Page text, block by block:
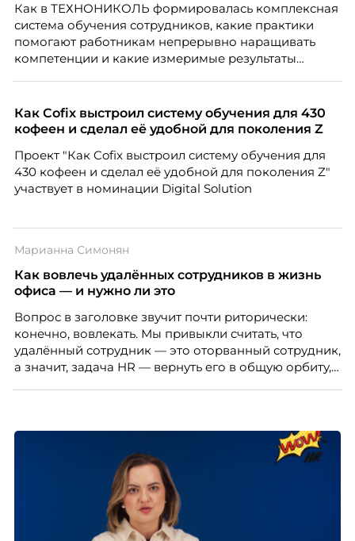
Как в ТЕХНОНИКОЛЬ формировалась комплексная
система обучения сотрудников, какие практики
помогают работникам непрерывно наращивать
компетенции и какие измеримые результаты
закупкам направления «Минеральная изоляция»
компании ТЕХНОНИКОЛЬ.
Как Cofix выстроил систему обучения для 430
кофеен и сделал её удобной для поколения Z
Проект "Как Cofix выстроил систему обучения для
430 кофеен и сделал её удобной для поколения Z"
участвует в номинации Digital Solution
Марианна Симонян
Как вовлечь удалённых сотрудников в жизнь
офиса — и нужно ли это
Вопрос в заголовке звучит почти риторически:
конечно, вовлекать. Мы привыкли считать, что
удалённый сотрудник — это оторванный сотрудник,
а значит, задача HR — вернуть его в общую орбиту,
факте: данные говорят ровно обратное тому, что
подсказывает интуиция. Автор свежего выпуска
Марианна Симонян — HR Tech лидер, эксперт по
People Analytics, приглашённый лектор НИУ ВШЭ и
МИФИ, автор книги «Дао женской карьеры».